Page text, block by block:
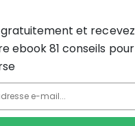
et recevez
ebook 81 conseils pour